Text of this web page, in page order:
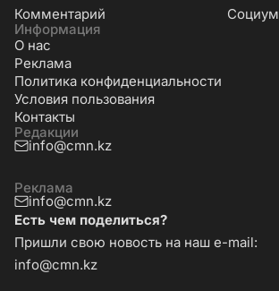
Комментарий
Социум
Информация
О нас
Реклама
Политика конфиденциальности
Условия пользования
Контакты
Редакции
info@cmn.kz
Реклама
info@cmn.kz
Есть чем поделиться?
Пришли свою новость на наш e-mail:
info@cmn.kz